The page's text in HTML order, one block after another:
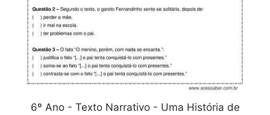
6º Ano - Texto Narrativo - Uma História de